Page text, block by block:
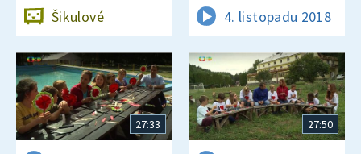
Šikulové 4. listopadu 2018
27:33 27:50